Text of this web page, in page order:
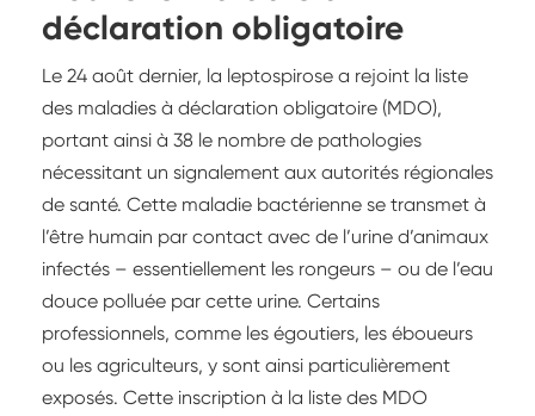
déclaration obligatoire
Le 24 août dernier, la leptospirose a rejoint la liste
des maladies à déclaration obligatoire (MDO),
portant ainsi à 38 le nombre de pathologies
nécessitant un signalement aux autorités régionales
de santé. Cette maladie bactérienne se transmet à
l’être humain par contact avec de l’urine d’animaux
infectés – essentiellement les rongeurs – ou de l’eau
douce polluée par cette urine. Certains
professionnels, comme les égoutiers, les éboueurs
ou les agriculteurs, y sont ainsi particulièrement
exposés. Cette inscription à la liste des MDO